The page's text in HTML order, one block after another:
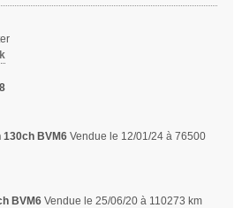
130ch BVM6 Vendue le 12/01/24 à 76500
BVM6 Vendue le 25/06/20 à 110273 km